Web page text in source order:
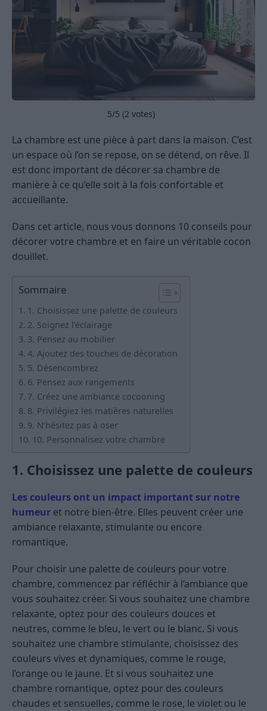
5/5 (2 votes)
La chambre est une pièce à part dans la maison. C’est
un espace où l’on se repose, on se détend, on rêve. Il
est donc important de décorer sa chambre de
manière à ce qu’elle soit à la fois confortable et
accueillante.
Dans cet article, nous vous donnons 10 conseils pour
décorer votre chambre et en faire un véritable cocon
douillet.
Sommaire
1. Choisissez une palette de couleurs
2. Soignez l’éclairage
3. Pensez au mobilier
4. Ajoutez des touches de décoration
5. Désencombrez
6. Pensez aux rangements
7. Créez une ambiance cocooning
8. Privilégiez les matières naturelles
9. N’hésitez pas à oser
10. Personnalisez votre chambre
1. Choisissez une palette de couleurs
Les couleurs ont un impact important sur notre
humeur et notre bien-être. Elles peuvent créer une
ambiance relaxante, stimulante ou encore
romantique.
Pour choisir une palette de couleurs pour votre
chambre, commencez par réfléchir à l’ambiance que
vous souhaitez créer. Si vous souhaitez une chambre
relaxante, optez pour des couleurs douces et
neutres, comme le bleu, le vert ou le blanc. Si vous
souhaitez une chambre stimulante, choisissez des
couleurs vives et dynamiques, comme le rouge,
l’orange ou le jaune. Et si vous souhaitez une
chambre romantique, optez pour des couleurs
chaudes et sensuelles, comme le rose, le violet ou le